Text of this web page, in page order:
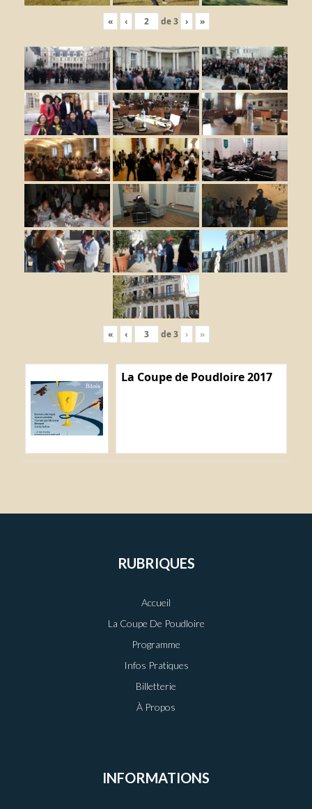
« ‹ de3 › »
« ‹ de3 › »
La Coupe de Poudloire 2017
RUBRIQUES
Accueil
La Coupe De Poudloire
Programme
Infos Pratiques
Billetterie
À Propos
INFORMATIONS